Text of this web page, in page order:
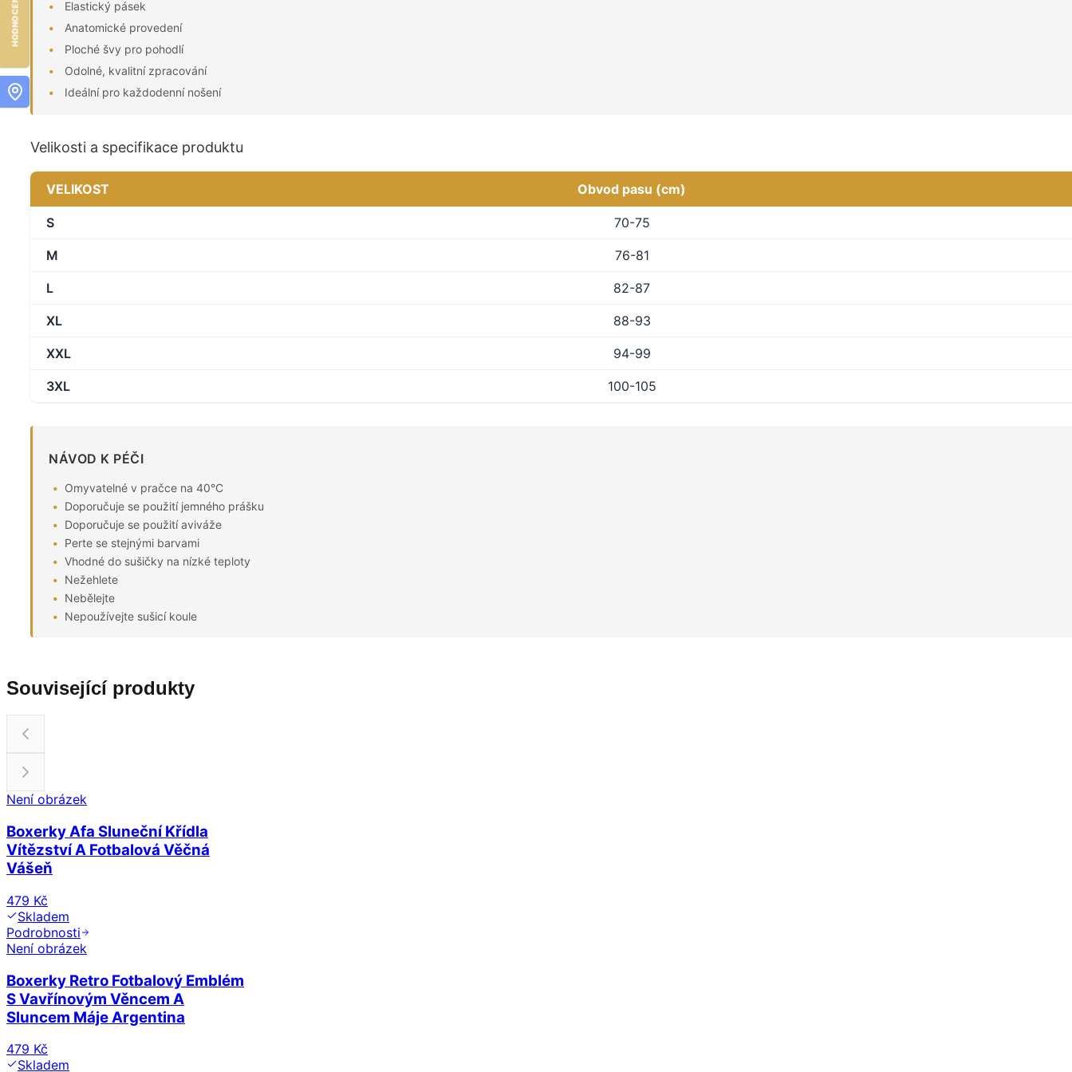
Elastický pásek
Anatomické provedení
Ploché švy pro pohodlí
Odolné, kvalitní zpracování
Ideální pro každodenní nošení
Velikosti a specifikace produktu
VELIKOST Obvod pasu (cm)
S 70-75
M 76-81
L 82-87
XL 88-93
XXL 94-99
3XL 100-105
NÁVOD K PÉČI
Omyvatelné v pračce na 40°C
Doporučuje se použití jemného prášku
Doporučuje se použití aviváže
Perte se stejnými barvami
Vhodné do sušičky na nízké teploty
Nežehlete
Nebělejte
Nepoužívejte sušicí koule
Související produkty
Není obrázek
Boxerky Afa Sluneční Křídla
Vítězství A Fotbalová Věčná
Vášeň
479 Kč
Skladem
Podrobnosti
Není obrázek
Boxerky Retro Fotbalový Emblém
S Vavřínovým Věncem A
Sluncem Máje Argentina
479 Kč
Skladem